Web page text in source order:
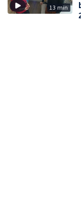
13 min